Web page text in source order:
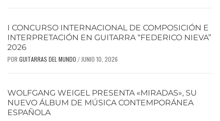
I CONCURSO INTERNACIONAL DE COMPOSICIÓN E
INTERPRETACIÓN EN GUITARRA “FEDERICO NIEVA”
2026
POR GUITARRAS DEL MUNDO / JUNIO 10, 2026
WOLFGANG WEIGEL PRESENTA «MIRADAS», SU
NUEVO ÁLBUM DE MÚSICA CONTEMPORÁNEA
ESPAÑOLA